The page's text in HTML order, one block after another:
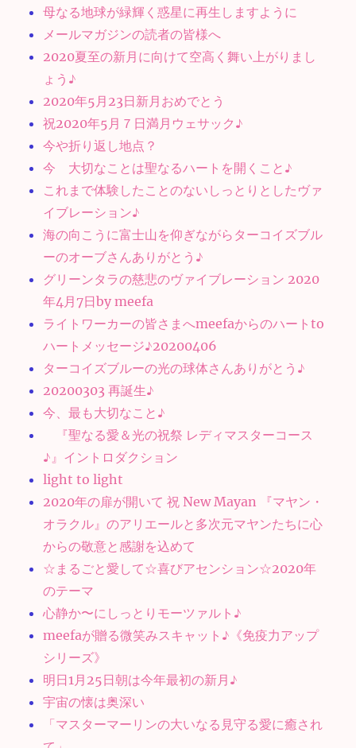
母なる地球が緑輝く惑星に再生しますように
メールマガジンの読者の皆様へ
2020夏至の新月に向けて空高く舞い上がりまし
ょう♪
2020年5月23日新月おめでとう
祝2020年5月７日満月ウェサック♪
今や折り返し地点？
今 大切なことは聖なるハートを開くこと♪
これまで体験したことのないしっとりとしたヴァ
イブレーション♪
海の向こうに富士山を仰ぎながらターコイズブル
ーのオーブさんありがとう♪
グリーンタラの慈悲のヴァイブレーション 2020
年4月7日by meefa
ライトワーカーの皆さまへmeefaからのハートto
ハートメッセージ♪20200406
ターコイズブルーの光の球体さんありがとう♪
20200303 再誕生♪
今、最も大切なこと♪
『聖なる愛＆光の祝祭 レディマスターコース
♪』イントロダクション
light to light
2020年の扉が開いて 祝 New Mayan 『マヤン・
オラクル』のアリエールと多次元マヤンたちに心
からの敬意と感謝を込めて
☆まるごと愛して☆喜びアセンション☆2020年
のテーマ
心静か〜にしっとりモーツァルト♪
meefaが贈る微笑みスキャット♪《免疫力アップ
シリーズ》
明日1月25日朝は今年最初の新月♪
宇宙の懐は奥深い
「マスターマーリンの大いなる見守る愛に癒され